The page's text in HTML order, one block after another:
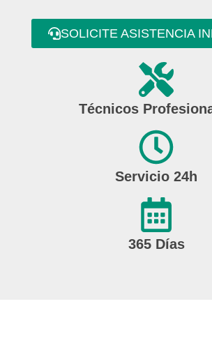
SOLICITE ASISTENCIA
Técnicos
Servicio 24h
365 Días